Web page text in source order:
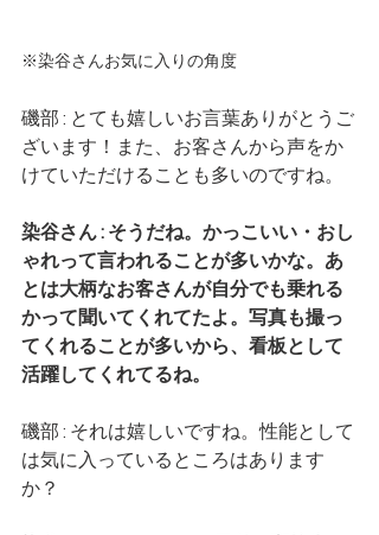
※染谷さんお気に入りの角度
磯部 : とても嬉しいお言葉ありがとうご
ざいます！また、お客さんから声をか
けていただけることも多いのですね。
染谷さん : そうだね。かっこいい・おし
ゃれって言われることが多いかな。あ
とは大柄なお客さんが自分でも乗れる
かって聞いてくれてたよ。写真も撮っ
てくれることが多いから、看板として
活躍してくれてるね。
磯部 : それは嬉しいですね。性能として
は気に入っているところはあります
か？